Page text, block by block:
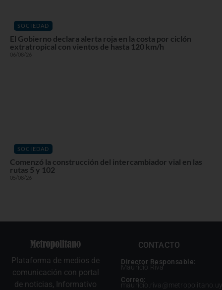
SOCIEDAD
El Gobierno declara alerta roja en la costa por ciclón
extratropical con vientos de hasta 120 km/h
06/08/26
SOCIEDAD
Comenzó la construcción del intercambiador vial en las
rutas 5 y 102
05/08/26
Plataforma de medios de
comunicación con portal
de noticias, Informativo
CONTACTO
Director Responsable:
Mauricio Riva
Correo:
mauricio.riva@metropolitano.uy